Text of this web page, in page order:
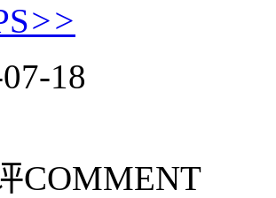
>>
18
COMMENT